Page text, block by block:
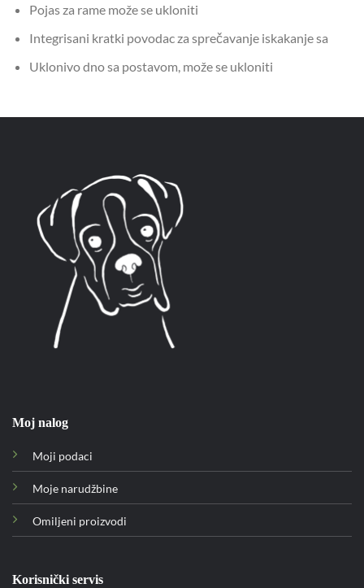
Pojas za rame može se ukloniti
Integrisani kratki povodac za sprečavanje iskakanje sa
Uklonivo dno sa postavom, može se ukloniti
Moj nalog
Moji podaci
Moje narudžbine
Omiljeni proizvodi
Korisnički servis